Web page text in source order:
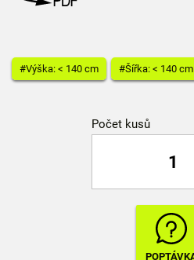
#Výška: < 140 cm #Šířka: < 140 cm
Počet kusů